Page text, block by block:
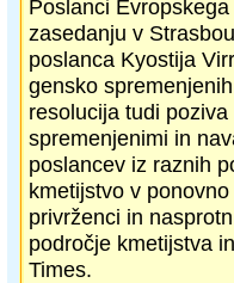
Poslanci
zasedanju v
poslanca Kyostija
gensko
resolucija tudi
spremenjenimi in
poslancev iz raznih
kmetijstvo v
privrženci in
področje kmetijstva
Times.